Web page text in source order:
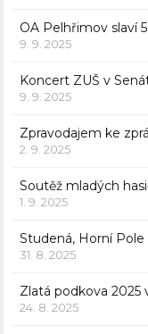
OA Pelhřimov slaví
9. 9. 2025
Koncert ZUŠ v
9. 9. 2025
Zpravodajem ke
2. 9. 2025
Soutěž mladých
1. 9. 2025
Studená, Horní
31. 8. 2025
Zlatá podkova 2025
24. 8. 2025